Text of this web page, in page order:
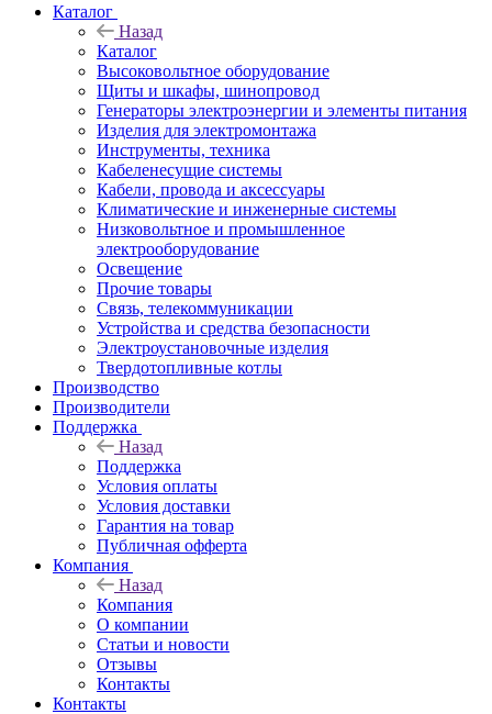
Каталог
Назад
Каталог
Высоковольтное оборудование
Щиты и шкафы, шинопровод
Генераторы электроэнергии и элементы питания
Изделия для электромонтажа
Инструменты, техника
Кабеленесущие системы
Кабели, провода и аксессуары
Климатические и инженерные системы
Низковольтное и промышленное
электрооборудование
Освещение
Прочие товары
Связь, телекоммуникации
Устройства и средства безопасности
Электроустановочные изделия
Твердотопливные котлы
Производство
Производители
Поддержка
Назад
Поддержка
Условия оплаты
Условия доставки
Гарантия на товар
Публичная офферта
Компания
Назад
Компания
О компании
Статьи и новости
Отзывы
Контакты
Контакты